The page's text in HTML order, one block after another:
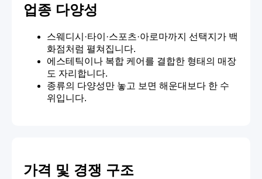
업종 다양성
스웨디시·타이·스포츠·아로마까지 선택지가 백
화점처럼 펼쳐집니다.
에스테틱이나 복합 케어를 결합한 형태의 매장
도 자리합니다.
종류의 다양성만 놓고 보면 해운대보다 한 수
위입니다.
가격 및 경쟁 구조